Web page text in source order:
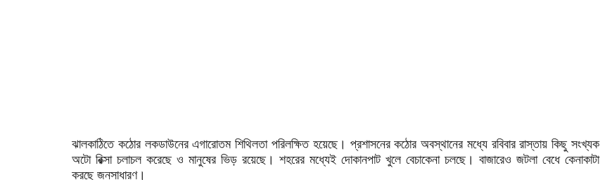
ঝালকাঠিতে কঠোর লকডাউনের এগারোতম শিথিলতা পরিলক্ষিত হয়েছে। প্রশাসনের কঠোর অবস্থানের মধ্যে রবিবার রাস্তায় কিছু সংখ্যক
অটো রিক্সা চলাচল করেছে ও মানুষের ভিড় রয়েছে। শহরের মধ্যেই দোকানপাট খুলে বেচাকেনা চলছে। বাজারেও জটলা বেধে কেনাকাটা
করছে জনসাধারণ।